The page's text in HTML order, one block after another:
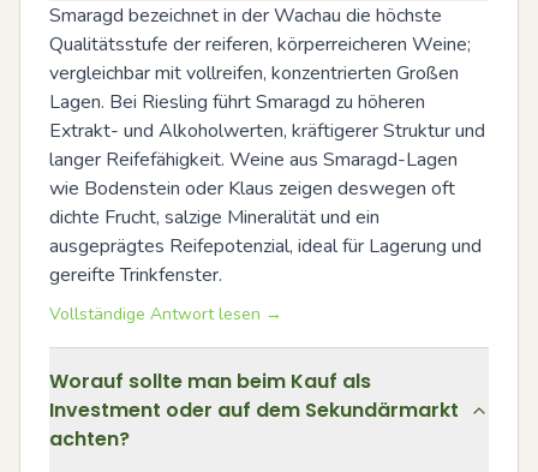
Smaragd bezeichnet in der Wachau die höchste
Qualitätsstufe der reiferen, körperreicheren Weine;
vergleichbar mit vollreifen, konzentrierten Großen
Lagen. Bei Riesling führt Smaragd zu höheren
Extrakt- und Alkoholwerten, kräftigerer Struktur und
langer Reifefähigkeit. Weine aus Smaragd-Lagen
wie Bodenstein oder Klaus zeigen deswegen oft
dichte Frucht, salzige Mineralität und ein
ausgeprägtes Reifepotenzial, ideal für Lagerung und
gereifte Trinkfenster.
Vollständige Antwort lesen →
Worauf sollte man beim Kauf als
Investment oder auf dem Sekundärmarkt
achten?